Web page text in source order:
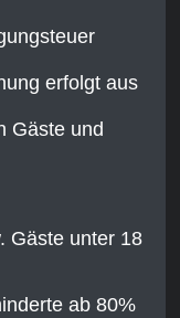
aus
und
Gäste unter 18
ab 80%